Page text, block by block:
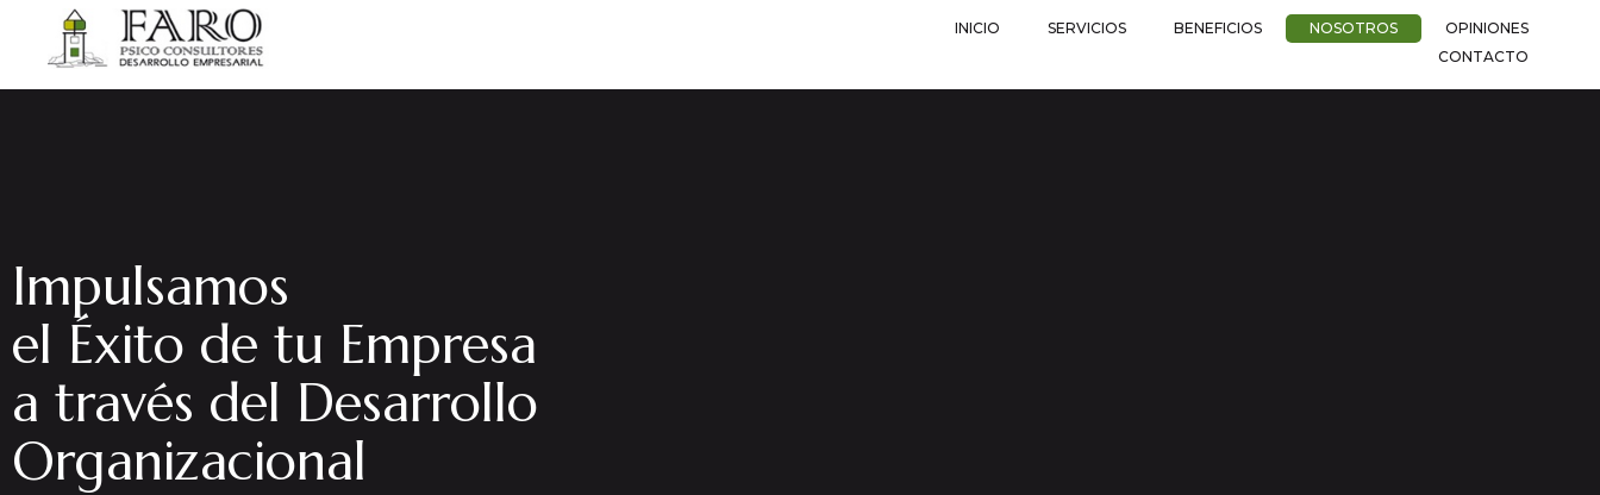
INICIO SERVICIOS BENEFICIOS NOSOTROS
OPINIONES
CONTACTO
Impulsamos
el Éxito de tu Empresa
a través del Desarrollo
Organizacional